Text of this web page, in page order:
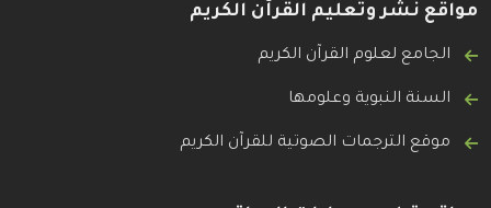
مواقع نشر وتعليم القرآن الكريم
الجامع لعلوم القرآن الكريم
السنة النبوية وعلومها
موقع الترجمات الصوتية للقرآن الكريم